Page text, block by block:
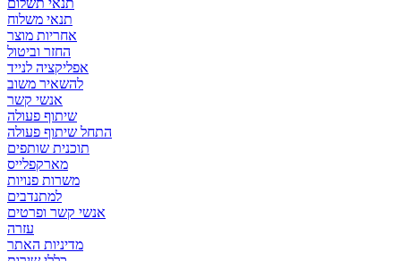
תנאי תשלום
תנאי משלוח
אחריות מוצר
החזר וביטול
אפליקציה לנייד
להשאיר משוב
אנשי קשר
שיתוף פעולה
התחל שיתוף פעולה
תוכנית שותפים
מארקפלייס
משרות פנויות
למתנדבים
אנשי קשר ופרטים
עזרה
מדיניות האתר